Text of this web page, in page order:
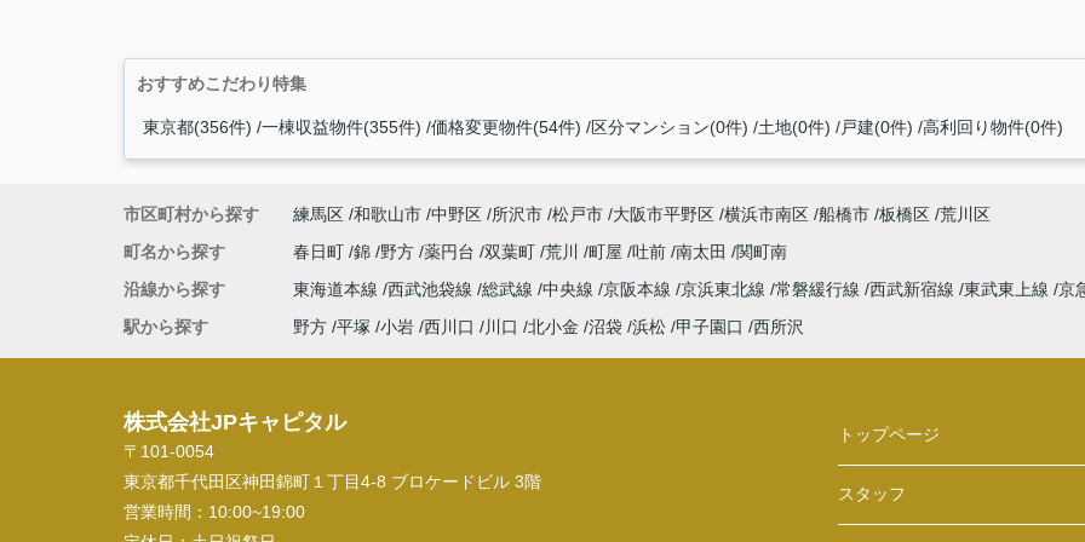
おすすめこだわり特集
東京都(356件) 一棟収益物件(355件) 価格変更物件(54件) 区分マンション(0件) 土地(0件) 戸建(0件) 高利回り物件(0件)
市区町村から探す 練馬区 和歌山市 中野区 所沢市 松戸市 大阪市平野区 横浜市南区 船橋市 板橋区 荒川区
町名から探す
春日町 錦 野方 薬円台 双葉町 荒川 町屋 吐前 南太田
関町南
沿線から探す
東海道本線 西武池袋線 総武線 中央線 京阪本線 京浜東北線 常磐緩行線 西武新宿線 東武東上線 京
駅から探す
野方 平塚 小岩 西川口 川口 北小金 沼袋 浜松 甲子園口 西所沢
株式会社JPキャピタル
〒101-0054
東京都千代田区神田錦町１丁目4-8 ブロケードビル 3階
営業時間： 10:00~19:00
トップページ
スタッフ